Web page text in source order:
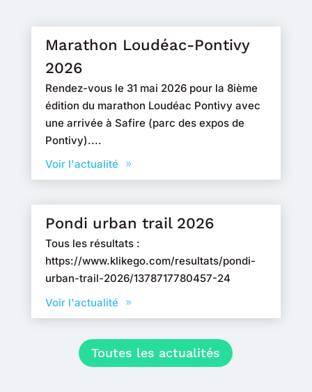
Marathon Loudéac-Pontivy
2026
Rendez-vous le 31 mai 2026 pour la 8ième
édition du marathon Loudéac Pontivy avec
une arrivée à Safire (parc des expos de
Pontivy)....
Voir l'actualité
Pondi urban trail 2026
Tous les résultats :
https://www.klikego.com/resultats/pondi-
urban-trail-2026/1378717780457-24
Voir l'actualité
Toutes les actualités